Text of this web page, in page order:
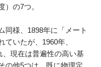
）の7つ。
同様、1898年に「メート
いたが、1960年、
、現在は普遍性の高い基
の他5つは、既に物理定